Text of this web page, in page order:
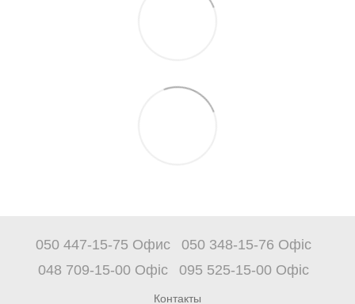
050 447-15-75 Офис
050 348-15-76 Офіс
048 709-15-00 Офіс
095 525-15-00 Офіс
Контакты